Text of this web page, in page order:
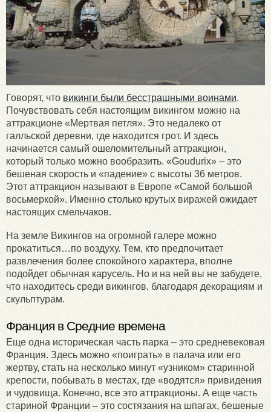
Говорят, что викинги были бесстрашными воинами.
Почувствовать себя настоящим викингом можно на
аттракционе «Мертвая петля». Это недалеко от
галльской деревни, где находится грот. И здесь
начинается самый ошеломительный аттракцион,
который только можно вообразить. «Goudurix» – это
бешеная скорость и «падение» с высоты 36 метров.
Этот аттракцион называют в Европе «Самой большой
восьмеркой». Именно столько крутых виражей ожидает
настоящих смельчаков.
На земле Викингов на огромной галере можно
прокатиться…по воздуху. Тем, кто предпочитает
развлечения более спокойного характера, вполне
подойдет обычная карусель. Но и на ней вы не забудете,
что находитесь среди викингов, благодаря декорациям и
скульптурам.
Франция в Средние времена
Еще одна историческая часть парка – это средневековая
Франция. Здесь можно «поиграть» в палача или его
жертву, стать на несколько минут «узником» старинной
крепости, побывать в местах, где «водятся» привидения
и чудовища. Конечно, все это аттракционы. А еще часть
стариной Франции – это состязания на шпагах, бешеные